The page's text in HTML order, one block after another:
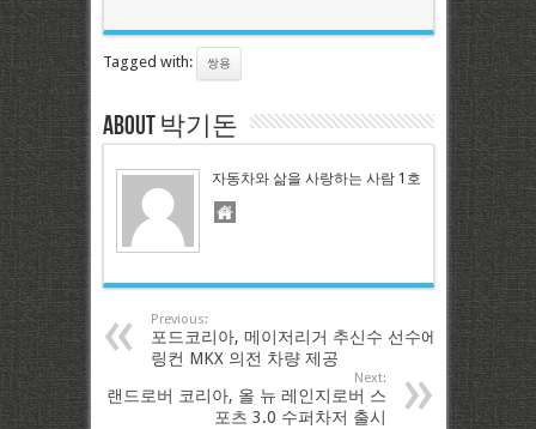
Tagged with: 쌍용
About 박기돈
자동차와 삶을 사랑하는 사람 1호
Previous:
포드코리아, 메이저리거 추신수 선수에
링컨 MKX 의전 차량 제공
Next:
랜드로버 코리아, 올 뉴 레인지로버 스
포츠 3.0 수퍼차저 출시